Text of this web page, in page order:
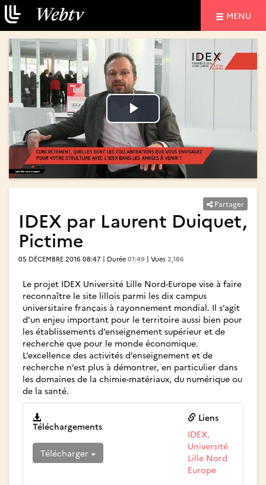
MENU
Lire
la
vidéo
Lire
la
vidéo
Partager
IDEX par Laurent Duiquet,
Pictime
05 DÉCEMBRE 2016 08:47 | Durée 01:49 | Vues 2,186
Le projet IDEX Université Lille Nord-Europe vise à faire
reconnaître le site lillois parmi les dix campus
universitaire français à rayonnement mondial. Il s’agit
d’un enjeu important pour le territoire aussi bien pour
les établissements d’enseignement supérieur et de
recherche que pour le monde économique.
L’excellence des activités d’enseignement et de
recherche n’est plus à démontrer, en particulier dans
les domaines de la chimie-matériaux, du numérique ou
de la santé.
Téléchargements
Télécharger
Liens
IDEX,
Université
Lille Nord
Europe